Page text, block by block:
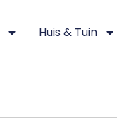
Huis & Tuin